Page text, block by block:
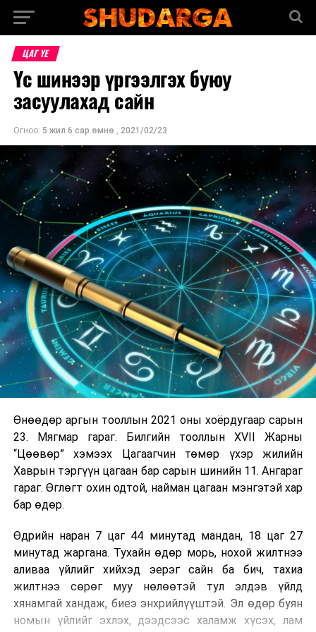
ЦАГ ҮЕ
Үс шинээр үргээлгэх буюу
засуулахад сайн
Огноо: 5 жил 6 сар.өмнө , 2021/02/23
Өнөөдөр аргын тооллын 2021 оны хоёрдугаар сарын
23. Мягмар гараг. Билгийн тооллын XVII Жарны
“Цөөвөр” хэмээх Цагаагчин төмөр үхэр жилийн
Хаврын тэргүүн цагаан бар сарын шинийн 11. Ангараг
гараг. Өглөгт охин одтой, найман цагаан мэнгэтэй хар
бар өдөр.
Өдрийн наран 7 цаг 44 минутад мандан, 18 цаг 27
минутад жаргана. Тухайн өдөр морь, нохой жилтнээ
аливаа үйлийг хийхэд эерэг сайн ба бич, тахиа
жилтнээ сөрөг муу нөлөөтэй тул элдэв үйлд
хянамгай хандаж, биеэ энхрийлүүштэй. Эл өдөр буян
номын үйлийг эхлэх, дээдсээс халамж хүсэх, лам